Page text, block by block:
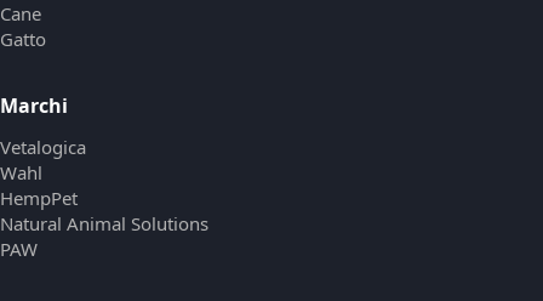
Cane
Gatto
Marchi
Vetalogica
Wahl
HempPet
Natural Animal Solutions
PAW